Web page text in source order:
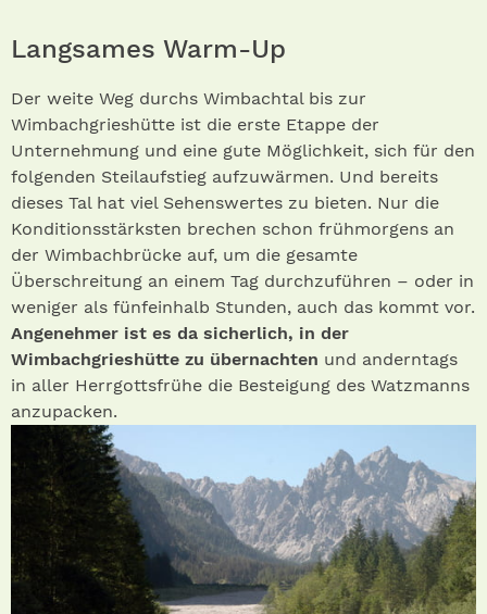
Langsames Warm-Up
Der weite Weg durchs Wimbachtal bis zur
Wimbachgrieshütte ist die erste Etappe der
Unternehmung und eine gute Möglichkeit, sich für den
folgenden Steilaufstieg aufzuwärmen. Und bereits
dieses Tal hat viel Sehenswertes zu bieten. Nur die
Konditionsstärksten brechen schon frühmorgens an
der Wimbachbrücke auf, um die gesamte
Überschreitung an einem Tag durchzuführen – oder in
weniger als fünfeinhalb Stunden, auch das kommt vor.
Angenehmer ist es da sicherlich, in der
Wimbachgrieshütte zu übernachten und anderntags
in aller Herrgottsfrühe die Besteigung des Watzmanns
anzupacken.